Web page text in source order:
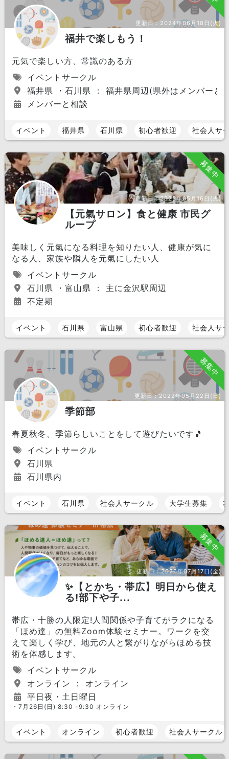
更新日： 2024年06月18日(火)
福井で楽しもう！
元気で楽しい方、常識のある方
イベントサークル
福井県 ・石川県 ： 福井県周辺(県外はメンバーと
メンバーと相談
イベント 福井県 石川県 初心者歓迎 社会人サ
募集中
更新日：2023年05月16日(火)
【元氣サロン】食と健康 市民グ
ループ
美味しく元氣になる料理を知りたい人、健康が気に
なる人、家族や隣人を元氣にしたい人
イベントサークル
石川県 ・富山県 ： 主に金沢駅周辺
不定期
イベント 石川県 富山県 初心者歓迎 社会人サ
募集中
更新日：2022年05月22日(日)
季節部
春夏秋冬、季節らしいことをして遊びたいです🎵
イベントサークル
石川県
石川県内
イベント 石川県 社会人サークル 大学生募集
募集中
更新日：2026年07月17日(金)
✨【とかち・帯広】明日から使え
る!部下や子...
帯広・十勝の人限定!人間関係や子育てがラクになる
「ほめ達」の無料Zoom体験セミナー。ワークを交
えて楽しく学び、地元の人と繋がりながらほめる技
術を体感します。
イベントサークル
オンライン ： オンライン
平日夜・土日曜日
・7月26日(日) 8:30 -9:30 オンライン
イベント オンライン 初心者歓迎 社会人サークル